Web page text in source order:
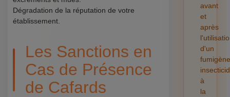
Dégradation de la réputation de votre
établissement.
Les Sanctions en
Cas de Présence
de Cafards
avant
et
après
d'un
fumigène
à
la